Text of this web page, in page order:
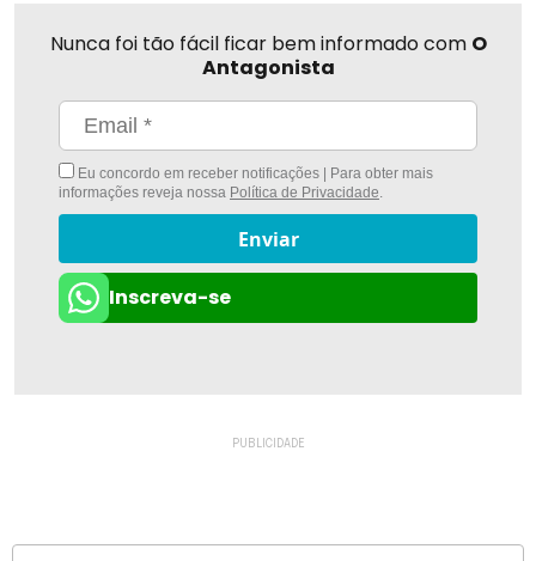
Nunca foi tão fácil ficar bem informado com O
Antagonista
Eu concordo em receber notificações | Para obter mais
informações reveja nossa Política de Privacidade.
Enviar
Inscreva-se